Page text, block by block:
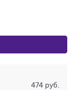
474 руб.